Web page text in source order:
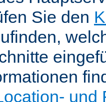
Sie den
und